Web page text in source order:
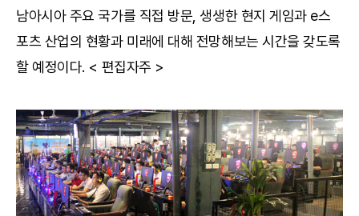
남아시아 주요 국가를 직접 방문, 생생한 현지 게임과 e스
포츠 산업의 현황과 미래에 대해 전망해보는 시간을 갖도록
할 예정이다. < 편집자주 >